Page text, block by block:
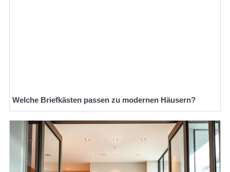
Welche Briefkästen passen zu modernen Häusern?